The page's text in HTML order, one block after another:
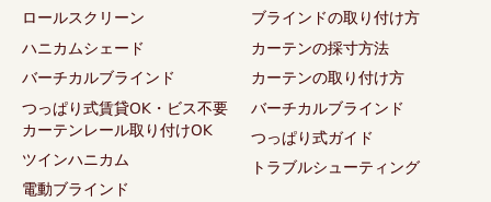
ロールスクリーン
ハニカムシェード
バーチカルブラインド
つっぱり式賃貸OK・ビス不要
カーテンレール取り付けOK
ツインハニカム
電動ブラインド
ブラインドの取り付け方
カーテンの採寸方法
カーテンの取り付け方
バーチカルブラインド
つっぱり式ガイド
トラブルシューティング